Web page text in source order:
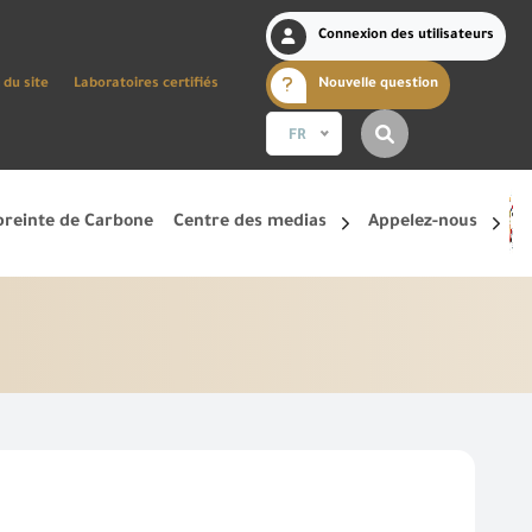
du site Laboratoires certifiés
Connexion des utilisateurs
Nouvelle question
FR
de Carbone Centre des medias Appelez-nous